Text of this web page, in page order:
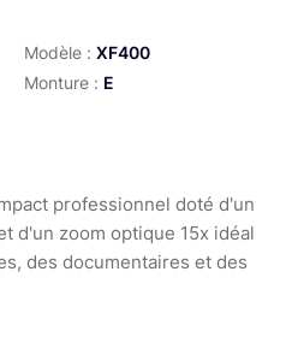
Modèle : XF400
Monture : E
professionnel doté d'un
d'un zoom optique 15x idéal
des documentaires et des